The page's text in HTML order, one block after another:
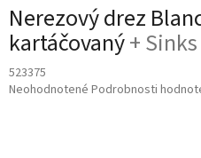
Nerezový drez
kartáčovaný+
523375
Priemerné
Neohodnotené Podrobnosti